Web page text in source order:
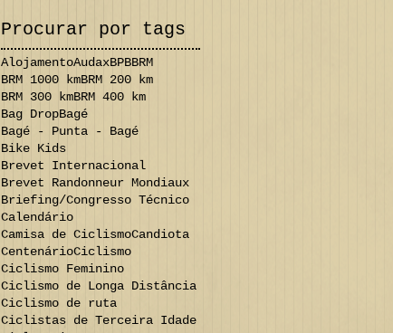
Procurar por tags
AlojamentoAudaxBPBBRM
BRM 1000 kmBRM 200 km
BRM 300 kmBRM 400 km
Bag DropBagé
Bagé - Punta - Bagé
Bike Kids
Brevet Internacional
Brevet Randonneur Mondiaux
Briefing/Congresso Técnico
Calendário
Camisa de CiclismoCandiota
CentenárioCiclismo
Ciclismo Feminino
Ciclismo de Longa Distância
Ciclismo de ruta
Ciclistas de Terceira Idade